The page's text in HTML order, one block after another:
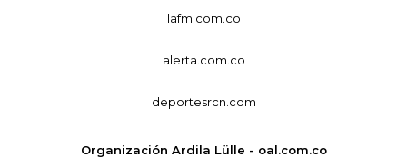
lafm.com.co
alerta.com.co
deportesrcn.com
Organización Ardila Lülle - oal.com.co